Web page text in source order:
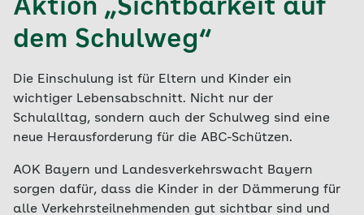
Aktion „Sichtbarkeit auf
dem Schulweg“
Die Einschulung ist für Eltern und Kinder ein
wichtiger Lebensabschnitt. Nicht nur der
Schulalltag, sondern auch der Schulweg sind eine
neue Herausforderung für die ABC-Schützen.
AOK Bayern und Landesverkehrswacht Bayern
sorgen dafür, dass die Kinder in der Dämmerung für
alle Verkehrsteilnehmenden gut sichtbar sind und